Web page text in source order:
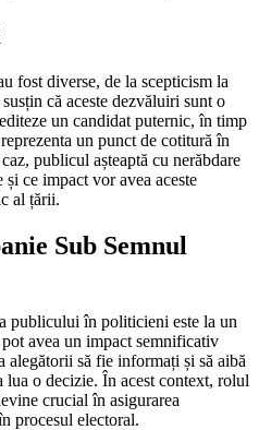
fost diverse, de la scepticism la
că aceste dezvăluiri sunt o
un candidat puternic, în timp
un punct de cotitură în
publicul așteaptă cu nerăbdare
ce impact vor avea aceste
al țării.
Sub Semnul
publicului în politicieni este la un
avea un impact semnificativ
alegătorii să fie informați și să aibă
lua o decizie. În acest context, rolul
crucial în asigurarea
procesul electoral.